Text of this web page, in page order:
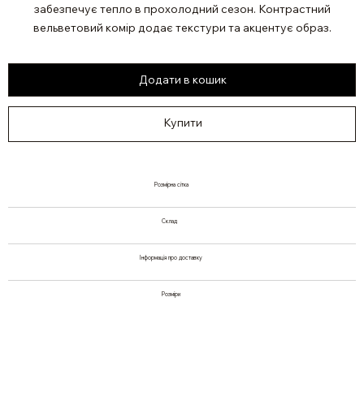
забезпечує тепло в прохолодний сезон. Контрастний
вельветовий комір додає текстури та акцентує образ.
Додати в кошик
Купити
Розмірна сітка
Склад
Інформація про доставку
Розміри